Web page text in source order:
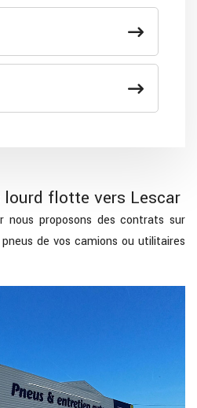
flotte vers Lescar
nous proposons des contrats sur
de vos camions ou utilitaires